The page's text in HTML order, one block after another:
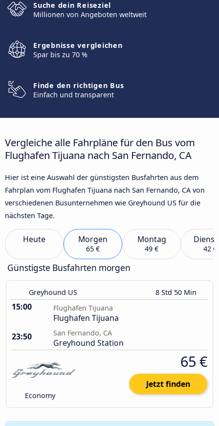
Suche dein Reiseziel
Millionen von Angeboten weltweit
Ergebnisse vergleichen
Spar bis zu 70 %
Finde den richtigen Bus
Einfach und transparent
Vergleiche alle Fahrpläne für den Bus vom
Flughafen Tijuana nach San Fernando, CA
Hier ist eine Auswahl der günstigsten Busfahrten aus dem
Fahrplan vom Flughafen Tijuana nach San Fernando, CA von
verschiedenen Busunternehmen wie Greyhound US für die
nächsten Tage.
Heute Morgen
65 €
Montag
49 € 42 €
Günstigste Busfahrten morgen
Greyhound US 8 Std 50 Min
15:00 Flughafen Tijuana
Flughafen Tijuana
23:50
San Fernando, CA
Greyhound Station
Economy
65 €
Jetzt finden